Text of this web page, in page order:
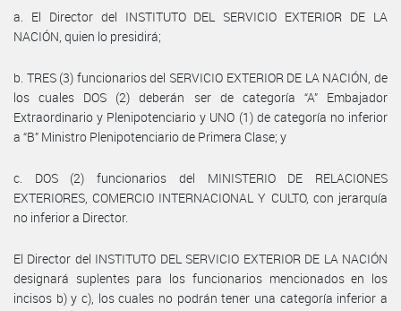
a. El Director del INSTITUTO DEL SERVICIO EXTERIOR DE LA
NACIÓN, quien lo presidirá;
b. TRES (3) funcionarios del SERVICIO EXTERIOR DE LA NACIÓN, de
los cuales DOS (2) deberán ser de categoría “A” Embajador
Extraordinario y Plenipotenciario y UNO (1) de categoría no inferior
a “B” Ministro Plenipotenciario de Primera Clase; y
c. DOS (2) funcionarios del MINISTERIO DE RELACIONES
EXTERIORES, COMERCIO INTERNACIONAL Y CULTO, con jerarquía
no inferior a Director.
El Director del INSTITUTO DEL SERVICIO EXTERIOR DE LA NACIÓN
designará suplentes para los funcionarios mencionados en los
incisos b) y c), los cuales no podrán tener una categoría inferior a